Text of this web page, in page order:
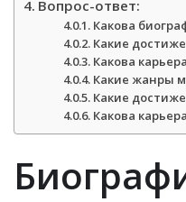
Вопрос-ответ:
Какова
Какие
Какова
Какие жанры
Какие
Какова